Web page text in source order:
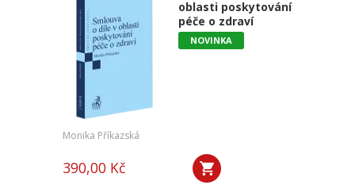
oblasti poskytování
péče o zdraví
NOVINKA
Monika Příkazská
390,00 Kč